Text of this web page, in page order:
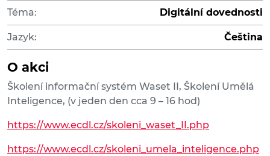
Téma: Digitální dovednosti
Jazyk: Čeština
O akci
Školení informační systém Waset II, Školení Umělá
Inteligence, (v jeden den cca 9 – 16 hod)
https://www.ecdl.cz/skoleni_waset_II.php
https://www.ecdl.cz/skoleni_umela_inteligence.php